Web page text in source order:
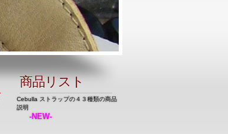
商品リスト
Cebulla ストラップの４３種類の商品
説明
-NEW-